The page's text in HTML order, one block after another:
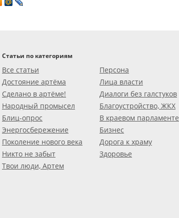
Статьи по категориям
Все статьи
Достояние артёма
Сделано в артёме!
Народный промысел
Блиц-опрос
Энергосбережение
Поколение нового века
Никто не забыт
Твои люди, Артем
Персона
Лица власти
Диалоги без галстуков
Благоустройство, ЖКХ
В краевом парламенте
Бизнес
Дорога к храму
Здоровье